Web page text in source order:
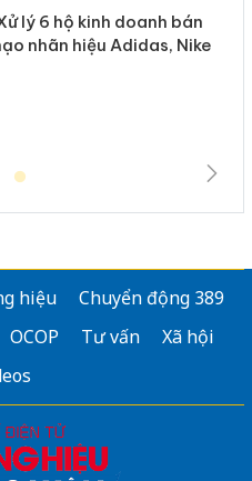
lý 6 hộ kinh doanh bán
nhãn hiệu Adidas, Nike
hiệu
Chuyển động 389
OCOP Tư vấn
Xã hội